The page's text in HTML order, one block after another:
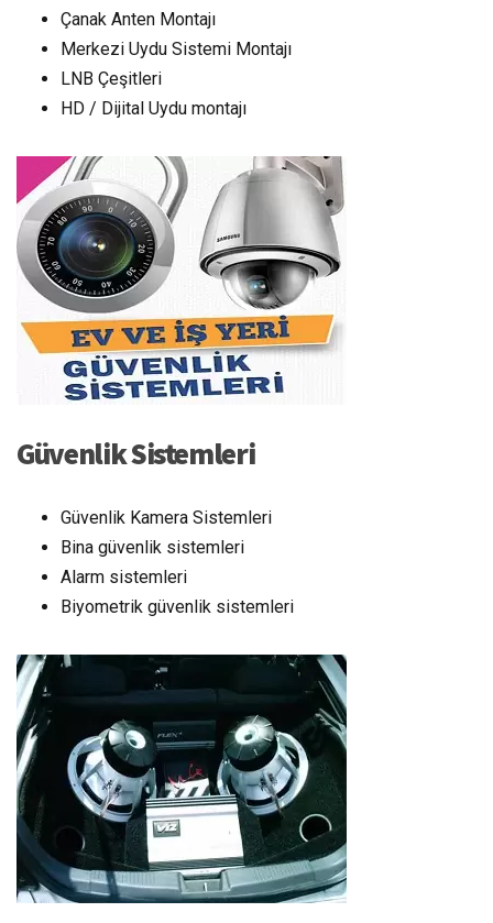
Çanak Anten Montajı
Merkezi Uydu Sistemi Montajı
LNB Çeşitleri
HD / Dijital Uydu montajı
Güvenlik Sistemleri
Güvenlik Kamera Sistemleri
Bina güvenlik sistemleri
Alarm sistemleri
Biyometrik güvenlik sistemleri